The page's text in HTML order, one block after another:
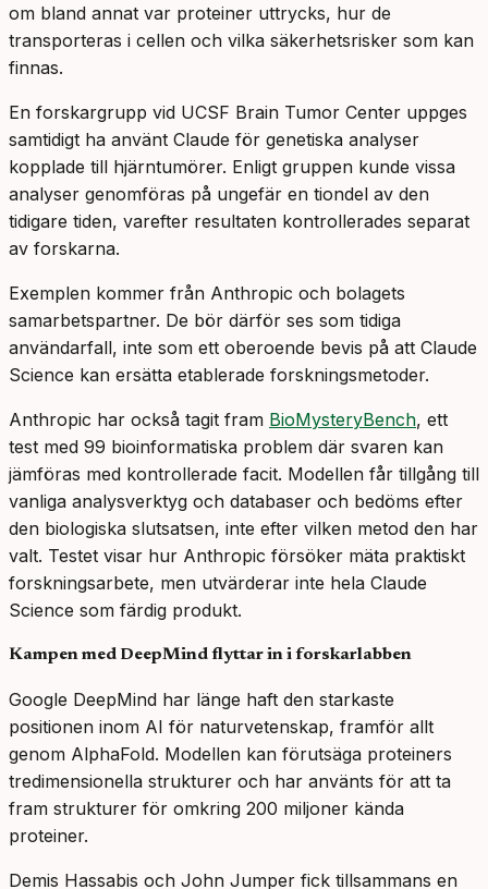
om bland annat var proteiner uttrycks, hur de
transporteras i cellen och vilka säkerhetsrisker som kan
finnas.
En forskargrupp vid UCSF Brain Tumor Center uppges
samtidigt ha använt Claude för genetiska analyser
kopplade till hjärntumörer. Enligt gruppen kunde vissa
analyser genomföras på ungefär en tiondel av den
tidigare tiden, varefter resultaten kontrollerades separat
av forskarna.
Exemplen kommer från Anthropic och bolagets
samarbetspartner. De bör därför ses som tidiga
användarfall, inte som ett oberoende bevis på att Claude
Science kan ersätta etablerade forskningsmetoder.
Anthropic har också tagit fram BioMysteryBench, ett
test med 99 bioinformatiska problem där svaren kan
jämföras med kontrollerade facit. Modellen får tillgång till
vanliga analysverktyg och databaser och bedöms efter
den biologiska slutsatsen, inte efter vilken metod den har
valt. Testet visar hur Anthropic försöker mäta praktiskt
forskningsarbete, men utvärderar inte hela Claude
Science som färdig produkt.
Kampen med DeepMind flyttar in i forskarlabben
Google DeepMind har länge haft den starkaste
positionen inom AI för naturvetenskap, framför allt
genom AlphaFold. Modellen kan förutsäga proteiners
tredimensionella strukturer och har använts för att ta
fram strukturer för omkring 200 miljoner kända
proteiner.
Demis Hassabis och John Jumper fick tillsammans en